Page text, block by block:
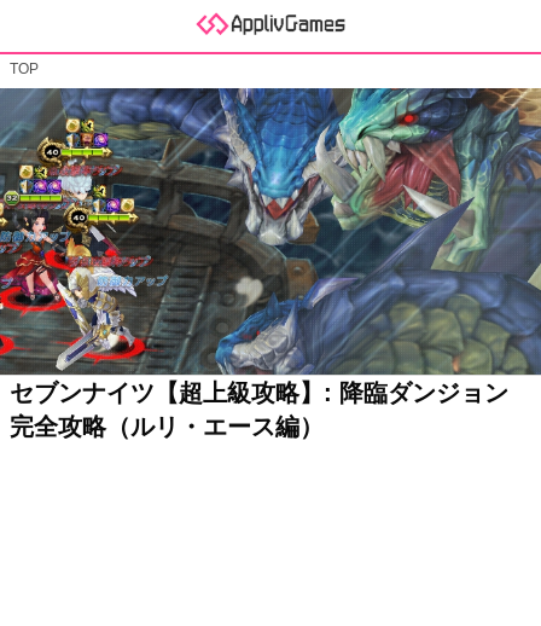
TOP
セブンナイツ【超上級攻略】: 降臨ダンジョン
完全攻略（ルリ・エース編）